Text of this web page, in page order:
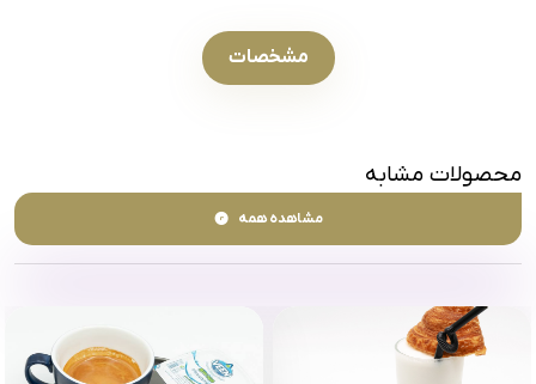
مشخصات
محصولات مشابه
مشاهده همه